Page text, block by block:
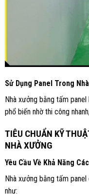
Sử Dụng Panel Trong
Nhà xưởng bằng tấm
phổ biến nhờ thi công
TIÊU CHUẨN KỸ
NHÀ XƯỞNG
Yêu Cầu Về Khả Năng
Nhà xưởng bằng tấm
như: